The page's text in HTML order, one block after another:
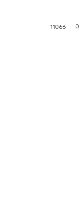
0
11066